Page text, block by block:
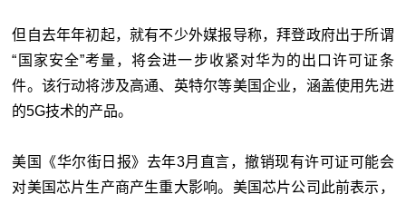
但自去年年初起，就有不少外媒报导称，拜登政府出于所谓
“国家安全”考量，将会进一步收紧对华为的出口许可证条
件。该行动将涉及高通、英特尔等美国企业，涵盖使用先进
的5G技术的产品。
美国《华尔街日报》去年3月直言，撤销现有许可证可能会
对美国芯片生产商产生重大影响。美国芯片公司此前表示，